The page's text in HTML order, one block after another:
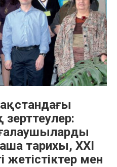
тарихы, XXI
жетістіктер мен